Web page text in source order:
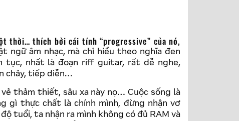
ngữ âm nhạc, mà chỉ hiểu theo nghĩa đen
tục, nhất là đoạn riff guitar, rất dễ nghe,
chảy, tiếp diễn…
thảm thiết, sâu xa này nọ… Cuộc sống là
gì thực chất là chính mình, đừng nhận vơ
tuổi, ta nhận ra mình không có đủ RAM và